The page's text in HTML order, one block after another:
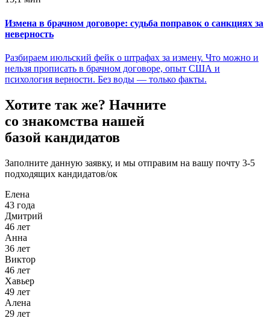
Измена в брачном договоре: судьба поправок о санкциях за
неверность
Разбираем июльский фейк о штрафах за измену. Что можно и
нельзя прописать в брачном договоре, опыт США и
психология верности. Без воды — только факты.
Хотите так же? Начните
со знакомства нашей
базой кандидатов
Заполните данную заявку, и мы отправим на вашу почту 3-5
подходящих кандидатов/ок
Елена
43 года
Дмитрий
46 лет
Анна
36 лет
Виктор
46 лет
Хавьер
49 лет
Алена
29 лет